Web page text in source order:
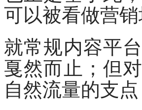
可以被看做营销
就常规内容平
戛然而止；但
自然流量的支